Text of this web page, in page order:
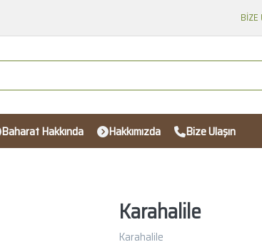
BIZE
Baharat Hakkında Hakkımızda Bize Ulaşın
Karahalile
Karahalile